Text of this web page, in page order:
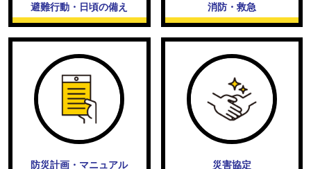
避難行動・日頃の備え 消防・救急
防災計画・マニュアル 災害協定